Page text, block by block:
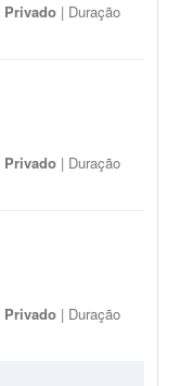
Privado | Duração
Privado | Duração
Privado | Duração